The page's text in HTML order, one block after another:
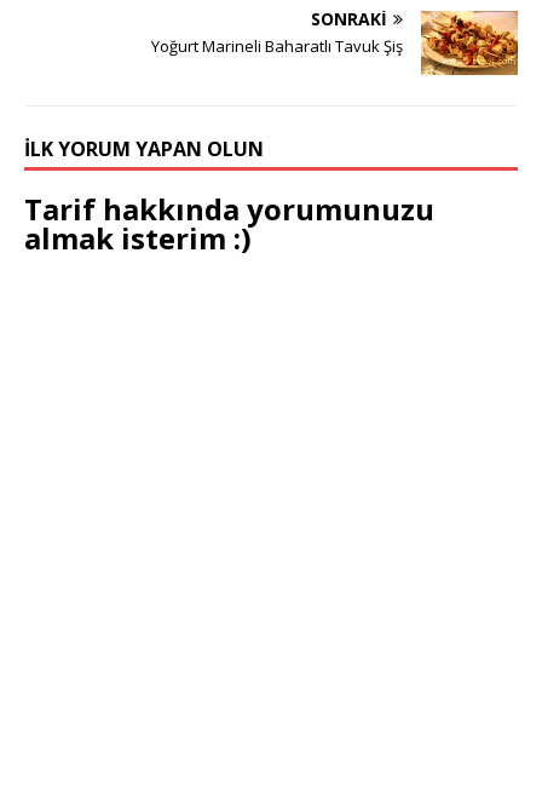
SONRAKI
Yoğurt Marineli Baharatlı Tavuk Şiş
İLK YORUM YAPAN OLUN
Tarif hakkında yorumunuzu
almak isterim :)